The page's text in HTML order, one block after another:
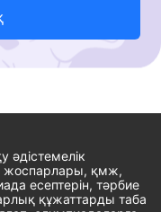
әдістемелік
жоспарлары, қмж,
есептерін, тәрбие
құжаттарды таба